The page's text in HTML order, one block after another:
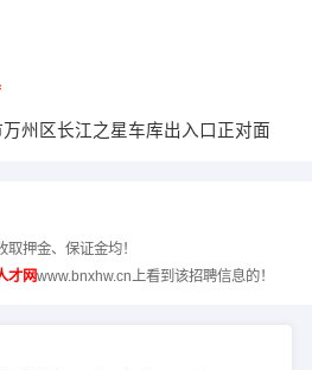
州区长江之星车库出入口正对面
押金、保证金均！
才网www.bnxhw.cn上看到该招聘信息的！